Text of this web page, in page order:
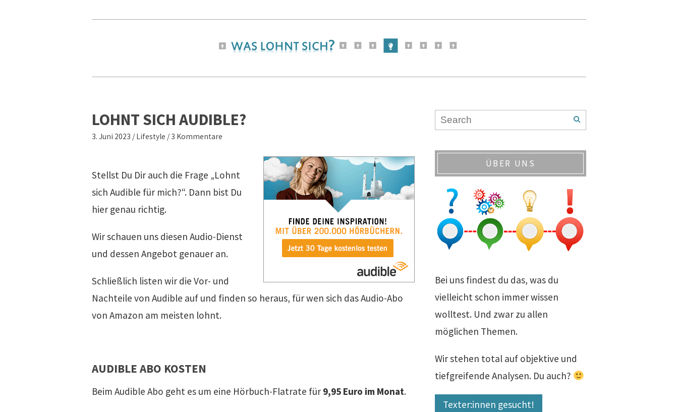
LOHNT SICH AUDIBLE?
3. Juni 2023 / Lifestyle / 3 Kommentare
Stellst Du Dir auch die Frage „Lohnt
sich Audible für mich?“. Dann bist Du
hier genau richtig.
Wir schauen uns diesen Audio-Dienst
und dessen Angebot genauer an.
Schließlich listen wir die Vor- und
Nachteile von Audible auf und finden so heraus, für wen sich das Audio-Abo
von Amazon am meisten lohnt.
AUDIBLE ABO KOSTEN
Beim Audible Abo geht es um eine Hörbuch-Flatrate für 9,95 Euro im Monat.
ÜBER UNS
Bei uns findest du das, was du
vielleicht schon immer wissen
wolltest. Und zwar zu allen
möglichen Themen.
Wir stehen total auf objektive und
tiefgreifende Analysen. Du auch?
Texter:innen gesucht!